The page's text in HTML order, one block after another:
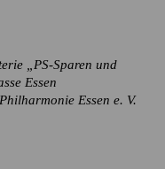
„PS-Sparen und
Essen
Essen e. V.